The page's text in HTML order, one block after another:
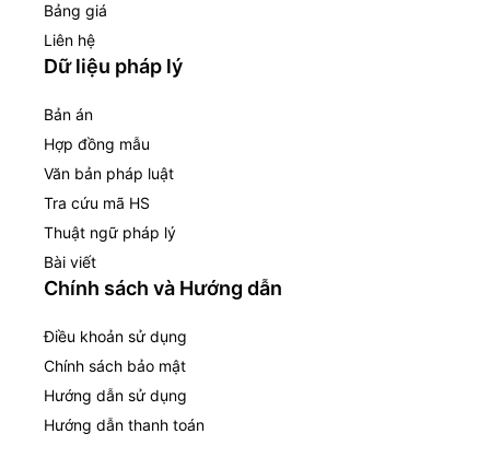
Bảng giá
Liên hệ
Dữ liệu pháp lý
Bản án
Hợp đồng mẫu
Văn bản pháp luật
Tra cứu mã HS
Thuật ngữ pháp lý
Bài viết
Chính sách và Hướng dẫn
Điều khoản sử dụng
Chính sách bảo mật
Hướng dẫn sử dụng
Hướng dẫn thanh toán